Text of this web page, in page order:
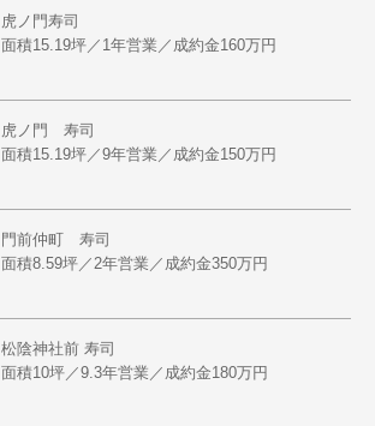
虎ノ門寿司
面積15.19坪／1年営業／成約金160万円
虎ノ門 寿司
面積15.19坪／9年営業／成約金150万円
門前仲町 寿司
面積8.59坪／2年営業／成約金350万円
松陰神社前 寿司
面積10坪／9.3年営業／成約金180万円